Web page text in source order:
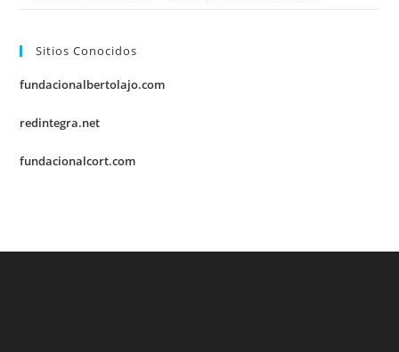
Sitios Conocidos
fundacionalbertolajo.com
redintegra.net
fundacionalcort.com